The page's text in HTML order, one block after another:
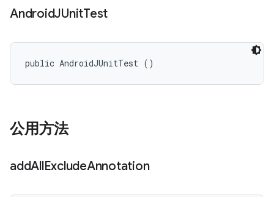
AndroidJUnitTest
public AndroidJUnitTest ()
公用方法
addAllExcludeAnnotation